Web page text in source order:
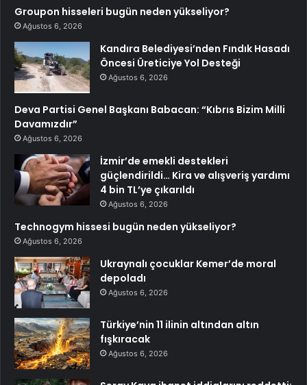
Groupon hisseleri bugün neden yükseliyor?
Ağustos 6, 2026
Kandıra Belediyesi’nden Fındık Hasadı
Öncesi Üreticiye Yol Desteği
Ağustos 6, 2026
Deva Partisi Genel Başkanı Babacan: “Kıbrıs Bizim Milli
Davamızdır”
Ağustos 6, 2026
İzmir’de emekli destekleri
güçlendirildi… Kira ve alışveriş yardımı
4 bin TL’ye çıkarıldı
Ağustos 6, 2026
Technogym hissesi bugün neden yükseliyor?
Ağustos 6, 2026
Ukraynalı çocuklar Kemer’de moral
depoladı
Ağustos 6, 2026
Türkiye’nin 11 ilinin altından altın
fışkıracak
Ağustos 6, 2026